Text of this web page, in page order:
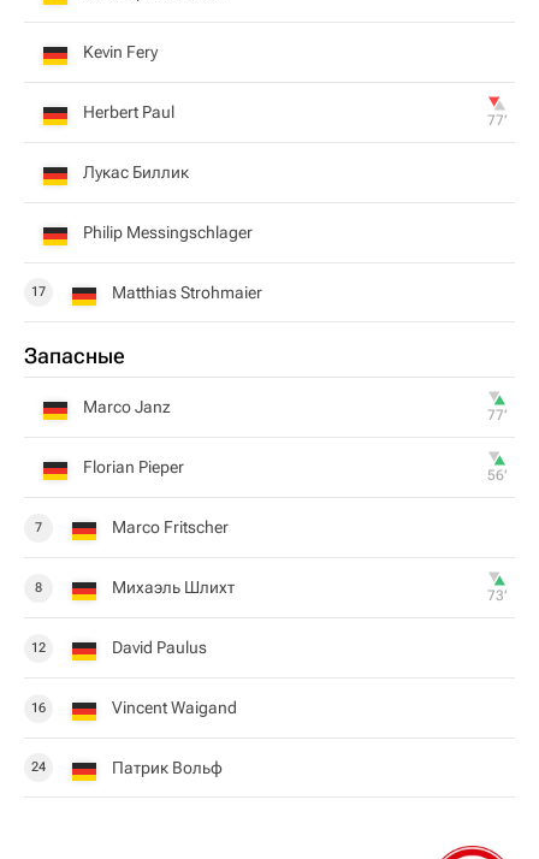
Kevin Fery
Herbert Paul 77‎’‎
Лукас Биллик
Philip Messingschlager
17 Matthias Strohmaier
Запасные
Marco Janz 77‎’‎
Florian Pieper 56‎’‎
7 Marco Fritscher
8 Михаэль Шлихт 73‎’‎
12 David Paulus
16 Vincent Waigand
24 Патрик Вольф